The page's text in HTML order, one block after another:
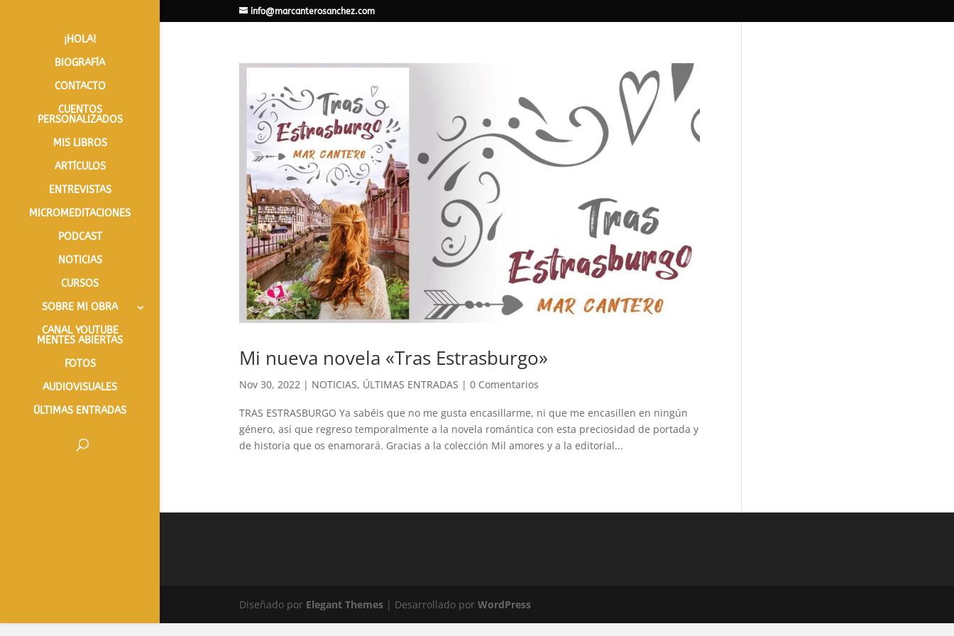
info@marcanterosanchez.com
¡HOLA!
BIOGRAFÍA
CONTACTO
CUENTOS
PERSONALIZADOS
MIS LIBROS
ARTÍCULOS
ENTREVISTAS
MICROMEDITACIONES
PODCAST
NOTICIAS
CURSOS
SOBRE MI OBRA
CANAL YOUTUBE
MENTES ABIERTAS
FOTOS
AUDIOVISUALES
ÚLTIMAS ENTRADAS
Mi nueva novela «Tras Estrasburgo»
Nov 30, 2022| NOTICIAS, ÚLTIMAS ENTRADAS | 0 Comentarios
TRAS ESTRASBURGO Ya sabéis que no me gusta encasillarme, ni que me encasillen en ningún
género, así que regreso temporalmente a la novela romántica con esta preciosidad de portada y
de historia que os enamorará. Gracias a la colección Mil amores y a la editorial...
Diseñado por Elegant Themes| Desarrollado por WordPress